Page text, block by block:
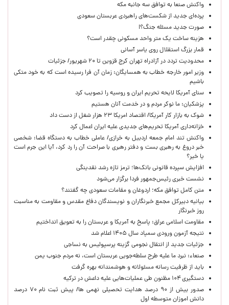
واکنش صنعا به توافق سه جانبه مکه
پرده‌ای جدید از شکست‌های راهبردی عربستان سعودی
صورت جدید مسئله جنگ؟!
هزینه ساخت یک متر واحد مسکونی چقدر است؟
قمار بزرگ استقلال روی یاسر آسانی
محدودیت تردد در آزادراه تهران کرج قزوین تا ۲۰ شهریور/ جزئیات
وزیر امور خارجه خطاب به همسایگان: زمان آن فرا رسیده است که به خود متکی
باشیم
سنای آمریکا لایحه تحریم ایران و روسیه را تصویب کرد
پزشکیان: ما نوکر مردم و در خدمت آنان هستیم
شوک به بازار کار آمریکا/ اقتصاد امریکا ۲۳ هزار شغل از دست داد
خزانه‌داری آمریکا تحریم‌های جدیدی علیه ایران اعمال کرد
واکنش تند امام جمعه اردبیل به خرازی/ عاملی خطاب به دستگاه قضا: شخصی
خبر دروغ به رهبری بست و دفتر رهبری با صراحت آن را رد کرد، آیا این جرم است
یا خیر؟
افزایش سپرده قانونی بانک‌ها؛ ترمز تازه رشد نقدینگی
نشست خبری رئیس‌جمهور فردا برگزار می‌شود
متن کامل توافق مکه؛ اردوغان و مقامات سعودی چه گفتند؟
بیانیه دبیرکل مجمع خبرنگاران و نویسندگان دفاع مقدس و مقاومت به مناسبت
روز خبرنگار
مقاومت اسلامی عراق: پاسخ به آمریکا و عربستان را به تعویق انداختیم
نتیجه آزمون ورودی سمپاد سال ۱۴۰۵ اعلام شد
جزئیات جدید از انتقال نجومی گزینه پرسپولیس به نساجی
صنعاء: نبرد ما علیه طرح سلطه‌جویی عربستان است، نه مردم جنوب یمن
باید از ظرفیت رسانه مسئولانه و هوشمندانه بهره گرفت
دستگیری ۱۰۴ مظنون طی عملیات‌هایی علیه داعش در ترکیه
صدور بیش از ۹۰ درصد هدایت تحصیلی نهمی ها/ پیش ثبت نام ۷۰ درصد
دانش اموزان متوسطه اول